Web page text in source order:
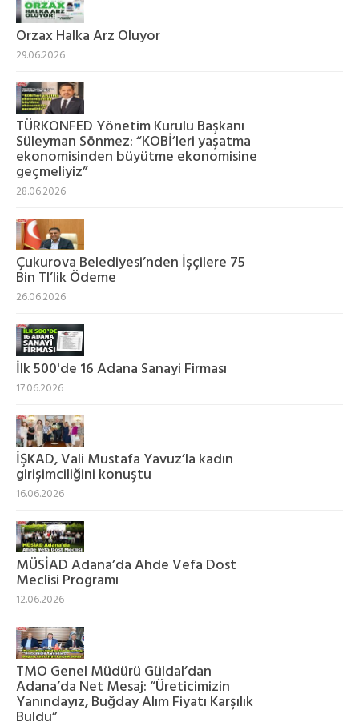
Orzax Halka Arz Oluyor
29.06.2026
TÜRKONFED Yönetim Kurulu Başkanı
Süleyman Sönmez: “KOBİ’leri yaşatma
ekonomisinden büyütme ekonomisine
geçmeliyiz”
28.06.2026
Çukurova Belediyesi’nden İşçilere 75
Bin Tl’lik Ödeme
26.06.2026
İlk 500'de 16 Adana Sanayi Firması
17.06.2026
İŞKAD, Vali Mustafa Yavuz’la kadın
girişimciliğini konuştu
16.06.2026
MÜSİAD Adana’da Ahde Vefa Dost
Meclisi Programı
12.06.2026
TMO Genel Müdürü Güldal’dan
Adana’da Net Mesaj: “Üreticimizin
Yanındayız, Buğday Alım Fiyatı Karşılık
Buldu”